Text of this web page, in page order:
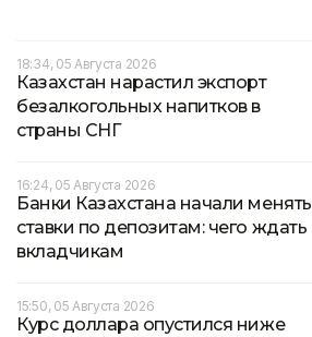
18:34, 05 Августа 2026
Казахстан нарастил экспорт
безалкогольных напитков в
страны СНГ
16:24, 05 Августа 2026
Банки Казахстана начали менять
ставки по депозитам: чего ждать
вкладчикам
15:50, 05 Августа 2026
Курс доллара опустился ниже